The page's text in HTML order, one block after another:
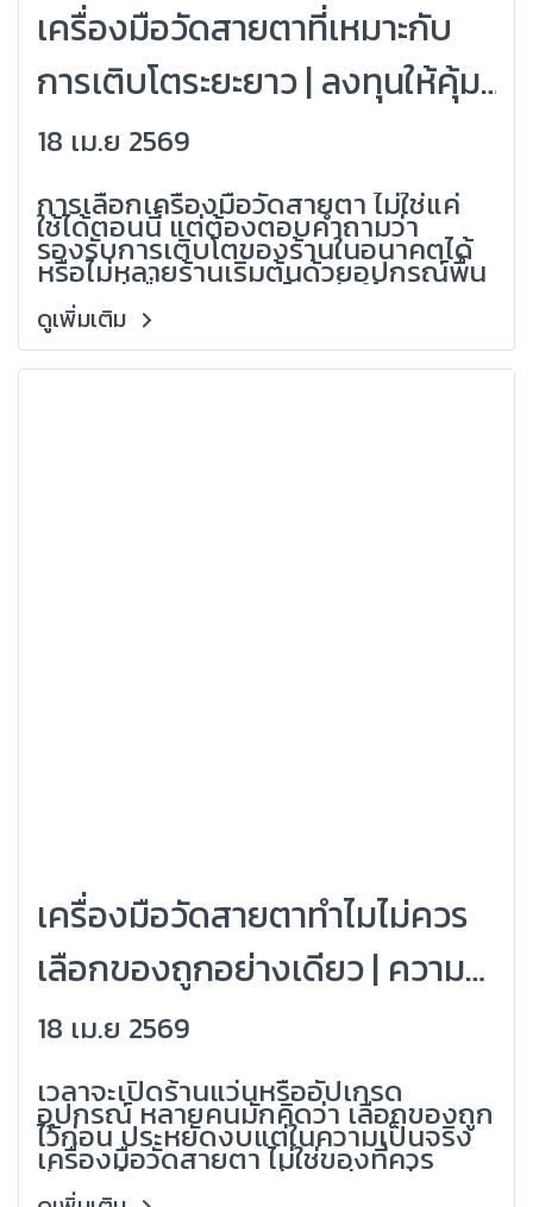
เครื่องมือวัดสายตาที่เหมาะกับ
การเติบโตระยะยาว | ลงทุนให้คุ้ม
รองรับอนาคตร้านแว่น
(Grandlondon Optical)
18 เม.ย 2569
การเลือกเครื่องมือวัดสายตา ไม่ใช่แค่
ใช้ได้ตอนนี้ แต่ต้องตอบคำถามว่า
รองรับการเติบโตของร้านในอนาคตได้
หรือไม่หลายร้านเริ่มต้นด้วยอุปกรณ์พื้น
ฐาน แต่เมื่อธุรกิจเติบโตกลับต้อง
เปลี่ยนเครื่องใหม่อัปเกรดซ้ำเสียต้นทุน
เพิ่มจากประสบการณ์ของ
Grandlondon Optical ผู้เชี่ยวชาญ
ดูเพิ่มเติม
เครื่องมือวัดสายตาทำไมไม่ควร
เลือกของถูกอย่างเดียว | ความ
คุ้มค่าที่แท้จริงของร้านแว่น
(Grandlondon Optical)
18 เม.ย 2569
เวลาจะเปิดร้านแว่นหรืออัปเกรด
อุปกรณ์ หลายคนมักคิดว่า เลือกของถูก
ไว้ก่อน ประหยัดงบแต่ในความเป็นจริง
เครื่องมือวัดสายตา ไม่ใช่ของที่ควร
ตัดสินด้วยราคาถูกเพียงอย่างเดียว